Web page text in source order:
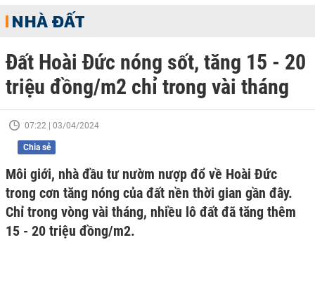
NHÀ ĐẤT
Đất Hoài Đức nóng sốt, tăng 15 - 20
triệu đồng/m2 chỉ trong vài tháng
07:22 | 03/04/2024
Chia sẻ
Môi giới, nhà đầu tư nườm nượp đổ về Hoài Đức
trong cơn tăng nóng của đất nền thời gian gần đây.
Chỉ trong vòng vài tháng, nhiều lô đất đã tăng thêm
15 - 20 triệu đồng/m2.